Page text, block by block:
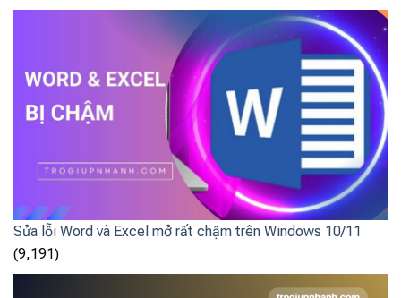
Sửa lỗi Word và Excel mở rất chậm trên Windows 10/11
(9,191)